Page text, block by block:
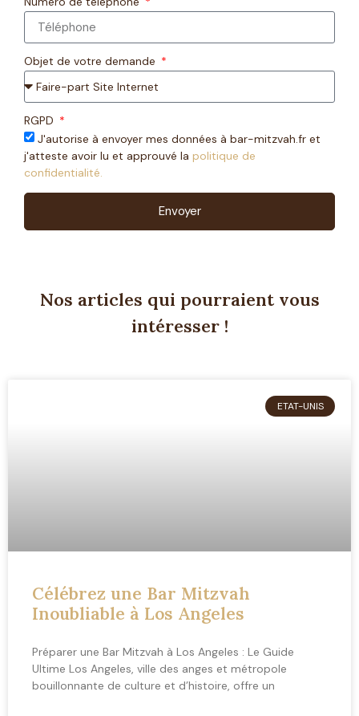
Objet de votre demande
RGPD
J'autorise à envoyer mes données à bar-mitzvah.fr et
j'atteste avoir lu et approuvé la politique de
confidentialité.
Envoyer
Nos articles qui pourraient vous
intéresser !
ETAT-UNIS
Célébrez une Bar Mitzvah
Inoubliable à Los Angeles
Préparer une Bar Mitzvah à Los Angeles : Le Guide
Ultime Los Angeles, ville des anges et métropole
bouillonnante de culture et d’histoire, offre un